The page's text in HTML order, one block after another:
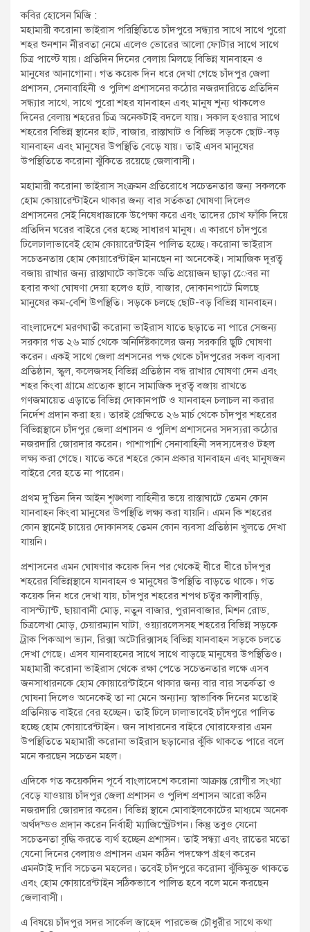
t
:
কবির হোসেন মিজি :
মহামারী করোনা ভাইরাস পরিস্থিতিতে চাঁদপুরে সন্ধ্যার সাথে সাথে পুরো
শহর শুনশান নীরবতা নেমে এলেও ভোরের আলো ফোটার সাথে সাথে
চিত্র পাল্টে যায়। প্রতিদিন দিনের বেলায় মিলছে বিভিন্ন যানবাহন ও
মানুষের আনাগোনা। গত কয়েক দিন ধরে দেখা গেছে চাঁদপুর জেলা
প্রশাসন, সেনাবাহিনী ও পুলিশ প্রশাসনের কঠোর নজরদারিতে প্রতিদিন
সন্ধ্যার সাথে, সাথে পুরো শহর যানবাহন এবং মানুষ শূন্য থাকলেও
দিনের বেলায় শহরের চিত্র অনেকটাই বদলে যায়। সকাল হওয়ার সাথে
শহরের বিভিন্ন স্থানের হাট, বাজার, রাস্তাঘাট ও বিভিন্ন সড়কে ছোট-বড়
যানবাহন এবং মানুষের উপস্থিতি বেড়ে যায়। তাই এসব মানুষের
উপস্থিতিতে করোনা ঝুঁকিতে রয়েছে জেলাবাসী।
মহামারী করোনা ভাইরাস সংক্রমন প্রতিরোধে সচেতনতার জন্য সকলকে
হোম কোয়ারেন্টাইনে থাকার জন্য বার সর্তকতা ঘোষণা দিলেও
প্রশাসনের সেই নিষেধাজ্ঞাকে উপেক্ষা করে এবং তাদের চোখ ফাঁকি দিয়ে
প্রতিদিন ঘরের বাইরে বের হচ্ছে সাধারণ মানুষ। এ কারণে চাঁদপুরে
ঢিলেঢালাভাবেই হোম কোয়ারেন্টাইন পালিত হচ্ছে। করোনা ভাইরাস
সচেতনতায় হোম কোয়ারেন্টাইন মানছেন না অনেকেই। সামাজিক দূরত্ব
বজায় রাখার জন্য রাস্তাঘাটে কাউকে অতি প্রয়োজন ছাড়া েেবর না
হবার কথা ঘোষণা দেয়া হলেও হাট, বাজার, দোকানপাটে মিলছে
মানুষের কম-বেশি উপস্থিতি। সড়কে চলছে ছোট-বড় বিভিন্ন যানবাহন।
বাংলাদেশে মরণঘাতী করোনা ভাইরাস যাতে ছড়াতে না পারে সেজন্য
সরকার গত ২৬ মার্চ থেকে অনির্দিষ্টকালের জন্য সরকারি ছুটি ঘোষণা
করেন। একই সাথে জেলা প্রশসনের পক্ষ থেকে চাঁদপুরের সকল ব্যবসা
প্রতিষ্ঠান, স্কুল, কলেজসহ বিভিন্ন প্রতিষ্ঠান বন্ধ রাখার ঘোষণা দেন এবং
শহর কিংবা গ্রামে প্রত্যেক স্থানে সামাজিক দূরত্ব বজায় রাখতে
গণজমায়েত এড়াতে বিভিন্ন দোকানপাট ও যানবাহন চলাচল না করার
নির্দেশ প্রদান করা হয়। তারই প্রেক্ষিতে ২৬ মার্চ থেকে চাঁদপুর শহরের
বিভিন্নস্থানে চাঁদপুর জেলা প্রশাসন ও পুলিশ প্রশাসনের সদস্যরা কঠোর
নজরদারি জোরদার করেন। পাশাপাশি সেনাবাহিনী সদস্যদেরও টহল
লক্ষ্য করা গেছে। যাতে করে শহরে কোন প্রকার যানবাহন এবং মানুষজন
বাইরে বের হতে না পারেন।
প্রথম দু’তিন দিন আইন শৃঙ্খলা বাহিনীর ভয়ে রাস্তাঘাটে তেমন কোন
যানবাহন কিংবা মানুষের উপস্থিতি লক্ষ্য করা যায়নি। এমন কি শহরের
কোন স্থানেই চায়ের দোকানসহ তেমন কোন ব্যবসা প্রতিষ্ঠান খুলতে দেখা
যায়নি।
প্রশাসনের এমন ঘোষণার কয়েক দিন পর থেকেই ধীরে ধীরে চাঁদপুর
শহরের বিভিন্নস্থানে যানবাহন ও মানুষের উপস্থিতি বাড়তে থাকে। গত
কয়েক দিন ধরে দেখা যায়, চাঁদপুর শহরের শপথ চত্বর কালীবাড়ি,
বাসস্ট্যান্ট, ছায়াবানী মোড়, নতুন বাজার, পুরানবাজার, মিশন রোড,
চিত্রলেখা মোড়, চেয়ারম্যান ঘাটা, ওয়্যারলেসসহ শহরের বিভিন্ন সড়কে
ট্রাক পিকআপ ভ্যান, রিক্সা অটোরিক্সাসহ বিভিন্ন যানবাহন সড়কে চলতে
দেখা গেছে। এসব যানবাহনের সাথে সাথে বাড়ছে মানুষের উপস্থিতিও।
মহামারী করোনা ভাইরাস থেকে রক্ষা পেতে সচেতনতার লক্ষে এসব
জনসাধারনকে হোম কোয়ারেন্টাইনে থাকার জন্য বার বার সতর্কতা ও
ঘোষনা দিলেও অনেকেই তা না মেনে অন্যান্য স্বাভাবিক দিনের মতোই
প্রতিনিয়ত বাইরে বের হচ্ছেন। তাই ঢিলে ঢালাভাবেই চাঁদপুরে পালিত
হচ্ছে হোম কোয়ারেন্টাইন। জন সাধারনের বাইরে ঘোরাফেরার এমন
উপস্থিতিতে মহামারী করোনা ভাইরাস ছড়ানোর ঝুঁকি থাকতে পারে বলে
মনে করছেন সচেতন মহল।
এদিকে গত কয়েকদিন পূর্বে বাংলাদেশে করোনা আক্রান্ত রোগীর সংখ্যা
বেড়ে যাওয়ায় চাঁদপুর জেলা প্রশাসন ও পুলিশ প্রশাসন আরো কঠিন
নজরদারি জোরদার করেন। বিভিন্ন স্থানে মোবাইলকোটের মাধ্যমে অনেক
অর্থদন্ডও প্রদান করেন নির্বাহী ম্যাজিস্ট্রেটগন। কিন্তু তবুও যেনো
সচেতনতা বৃদ্ধি করতে ব্যর্থ হচ্ছেন প্রশাসন। তাই সন্ধ্যা এবং রাতের মতো
যেনো দিনের বেলায়ও প্রশাসন এমন কঠিন পদক্ষেপ গ্রহণ করেন
এমনটাই দাবি সচেতন মহলের। তবেই চাঁদপুরে করোনা ঝুঁকিমুক্ত থাকতে
এবং হোম কোয়ারেন্টাইন সঠিকভাবে পালিত হবে বলে মনে করছেন
জেলাবাসী।
এ বিষয়ে চাঁদপুর সদর সার্কেল জাহেদ পারভেজ চৌধুরীর সাথে কথা